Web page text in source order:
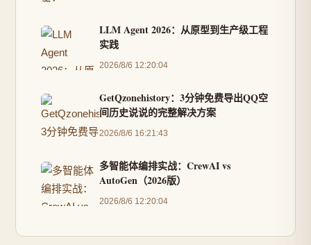
LLM Agent 2026：从原型到生产级工程
实践
2026/8/6 12:20:04
GetQzonehistory：3分钟免费导出QQ空
间历史说说的完整解决方案
2026/8/6 16:21:43
多智能体编排实战：CrewAI vs
AutoGen（2026版）
2026/8/6 12:20:04